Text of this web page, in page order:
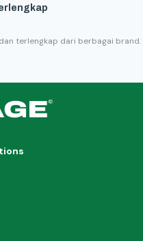
terlengkap dari berbagai brand.